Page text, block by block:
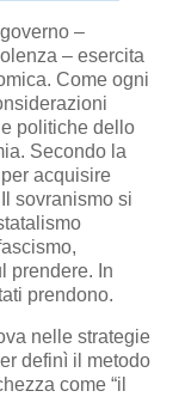
–
– esercita
Come ogni
politiche dello
Secondo la
acquisire
sovranismo si
prendere. In
prendono.
nelle strategie
definì il metodo
come “il